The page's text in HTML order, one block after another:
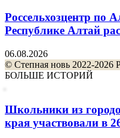
Россельхозцентр по
Республике Алтай
06.08.2026
© Степная новь 2022-2026
БОЛЬШЕ ИСТОРИЙ
Школьники из
края участвовали в